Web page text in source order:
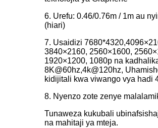
6. Urefu: 0.46/0.76m / 1m au
(hiari)
7. Usaidizi
3840×2160, 2560×1600,
1920×1200, 1080p na
8K@60hz,4k@120hz,
kidijitali kwa viwango vya hadi
8. Nyenzo zote zenye
Tunaweza kukubali
na mahitaji ya mteja.